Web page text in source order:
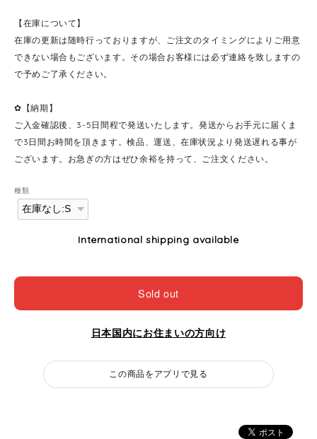
【在庫について】
在庫の更新は随時行っておりますが、ご注文のタイミングによりご用意
できない場合もございます。その場合お客様には必ず連絡を致しますの
で予めご了承ください。
✿【納期】
ご入金確認後、3-5日間程で発送いたします。発送からお手元に届くま
で3日間お時間を頂きます。検品、運送、在庫状況より発送遅れる事が
ございます。お急ぎの方はぜひ余裕を持って、ご注文ください。
種類
International shipping available
Sold out
日本国内にお住まいの方向け
この商品をアプリで見る